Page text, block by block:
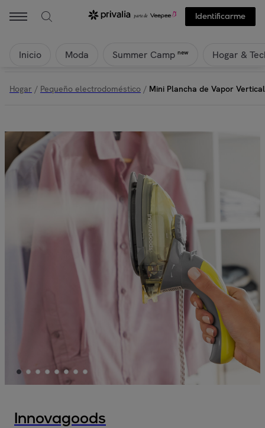
Identificarme
Inicio Moda Summer Camp new Hogar &
Hogar / Pequeño electrodoméstico / Mini Plancha de Vapor
Innovagoods